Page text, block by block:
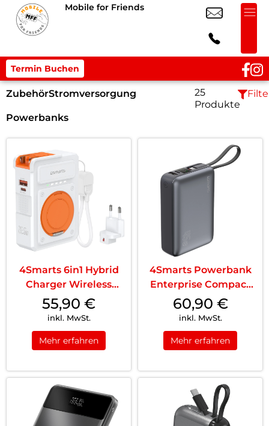
Mobile for Friends
Termin Buchen
ZubehörStromversorgung
Powerbanks
25
Produkte
4Smarts 6in1 Hybrid
Charger Wireless
Powerbank Weiß
55,90 €
inkl. MwSt.
Mehr erfahren
4Smarts Powerbank
Enterprise Compact
20000 mAh 45W
Spacegrau
60,90 €
inkl. MwSt.
Mehr erfahren